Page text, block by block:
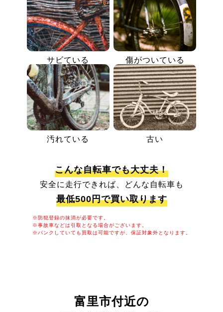
サビている 傷がついている
汚れている 古い
こんな自転車でも大丈夫！
安全に走行できれば、どんな自転車も
最低500円で買い取ります
※防犯登録の抹消が必要です。
※事故車などは引取となる場合がございます。
※パンクしていても買取は可能ですが、保証対象外となります。
富里市付近の